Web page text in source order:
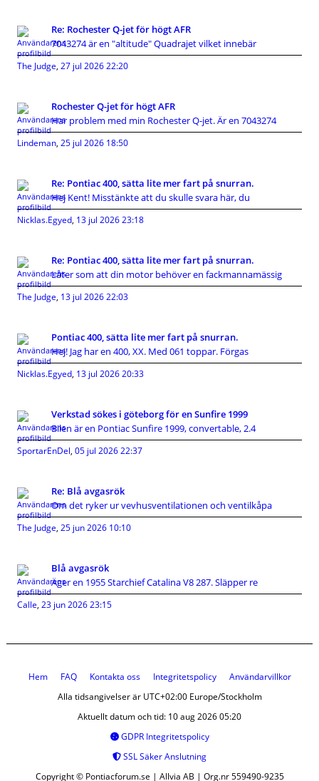
Re: Rochester Q-jet för högt AFR
7043274 är en "altitude" Quadrajet vilket innebär
The Judge, 27 jul 2026 22:20
Rochester Q-jet för högt AFR
Har problem med min Rochester Q-jet. Är en 7043274
Lindeman, 25 jul 2026 18:50
Re: Pontiac 400, sätta lite mer fart på snurran.
Hej Kent! Misstänkte att du skulle svara här, du
Nicklas.Egyed, 13 jul 2026 23:18
Re: Pontiac 400, sätta lite mer fart på snurran.
Låter som att din motor behöver en fackmannamässig
The Judge, 13 jul 2026 22:03
Pontiac 400, sätta lite mer fart på snurran.
Hej! Jag har en 400, XX. Med 061 toppar. Förgas
Nicklas.Egyed, 13 jul 2026 20:33
Verkstad sökes i göteborg för en Sunfire 1999
Bilen är en Pontiac Sunfire 1999, convertable, 2.4
SportarEnDel, 05 jul 2026 22:37
Re: Blå avgasrök
Om det ryker ur vevhusventilationen och ventilkåpa
The Judge, 25 jun 2026 10:10
Blå avgasrök
Äger en 1955 Starchief Catalina V8 287. Släpper re
Calle, 23 jun 2026 23:15
Hem FAQ Kontakta oss Integritetspolicy
Användarvillkor
Alla tidsangivelser är UTC+02:00 Europe/Stockholm
Aktuellt datum och tid: 10 aug 2026 05:20
GDPR Integritetspolicy
SSL Säker Anslutning
Copyright © Pontiacforum.se | Allvia AB | Org.nr 559490-9235